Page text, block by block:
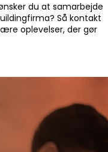
du at samarbejde
Så kontakt
oplevelser, der gør